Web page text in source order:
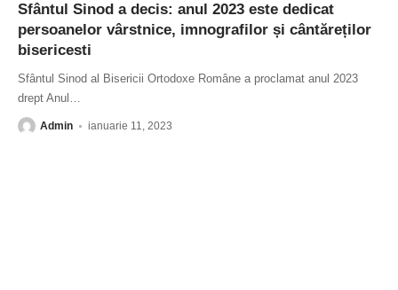
Sfântul Sinod a decis: anul 2023 este dedicat
persoanelor vârstnice, imnografilor și cântăreților
bisericesti
Sfântul Sinod al Bisericii Ortodoxe Române a proclamat anul 2023
drept Anul …
Admin ianuarie 11, 2023